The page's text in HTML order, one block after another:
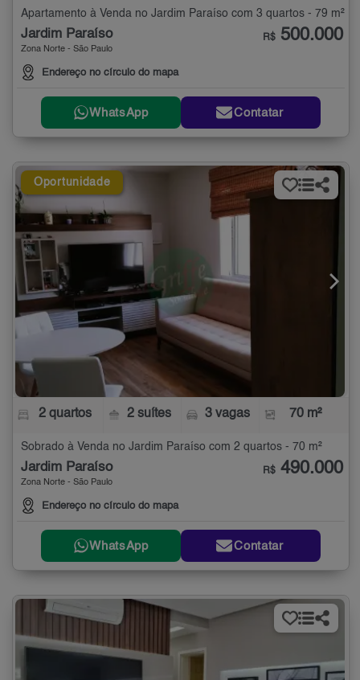
Apartamento à Venda no Jardim Paraíso com 3 quartos - 79 m²
Jardim Paraíso
Zona Norte - São Paulo
Endereço no círculo do mapa
R$ 500.000
WhatsApp Contatar
Oportunidade
2 quartos 2 suítes 3 vagas 70 m²
Sobrado à Venda no Jardim Paraíso com 2 quartos - 70 m²
Jardim Paraíso
Zona Norte - São Paulo
Endereço no círculo do mapa
R$ 490.000
WhatsApp Contatar